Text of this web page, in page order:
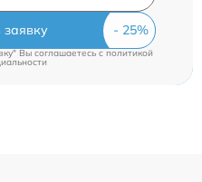
заявку
Вы соглашаетесь cполитикой